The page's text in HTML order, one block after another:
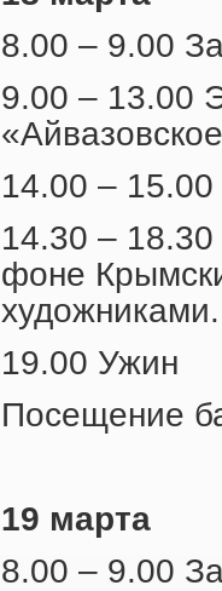
8.00 – 9.00
9.00 – 13.00
14.00 –
14.30 – 18.30
фоне
19.00 Ужин
Посещение
19 марта
8.00 – 9.00